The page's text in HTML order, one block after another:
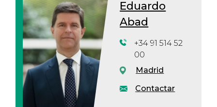
Eduardo
Abad
Contactar
+34 91 514 52
00
Madrid